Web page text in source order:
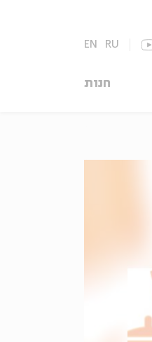
EN RU
חנות